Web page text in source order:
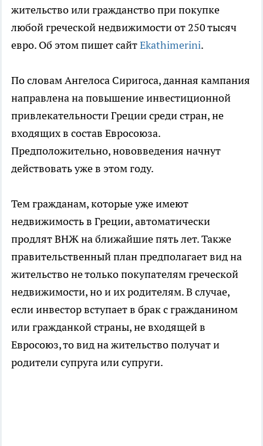
жительство или гражданство при покупке
любой греческой недвижимости от 250 тысяч
евро. Об этом пишет сайтEkathimerini.
По словам Ангелоса Сиригоса, данная кампания
направлена на повышение инвестиционной
привлекательности Греции среди стран, не
входящих в состав Евросоюза.
Предположительно, нововведения начнут
действовать уже в этом году.
Тем гражданам, которые уже имеют
недвижимость в Греции, автоматически
продлят ВНЖ на ближайшие пять лет. Также
правительственный план предполагает вид на
жительство не только покупателям греческой
недвижимости, но и их родителям. В случае,
если инвестор вступает в брак с гражданином
или гражданкой страны, не входящей в
Евросоюз, то вид на жительство получат и
родители супруга или супруги.